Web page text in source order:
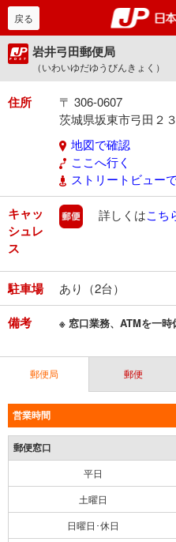
戻る
岩井弓田郵便局
（いわいゆだゆうびんきょく）
住所
〒 306-0607
茨城県坂東市弓田２
地図で確認
ここへ行く
ストリートビュー
キャッ
シュレ
ス
郵便
詳しくはこち
駐車場 あり（2台）
備考 ※ 窓口業務、ATMを一時
郵便局 郵便
営業時間
郵便窓口
平日
土曜日
日曜日･休日